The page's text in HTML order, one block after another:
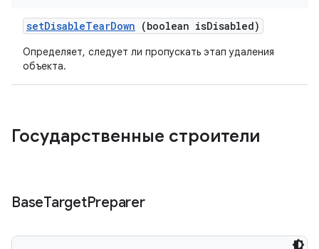
setDisableTearDown (boolean isDisabled)
Определяет, следует ли пропускать этап удаления
объекта.
Государственные строители
BaseTargetPreparer